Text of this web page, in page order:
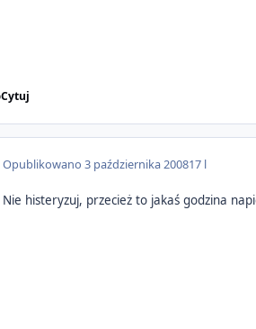
Cytuj
Opublikowano3 października 200817 l
Nie histeryzuj, przecież to jakaś godzina